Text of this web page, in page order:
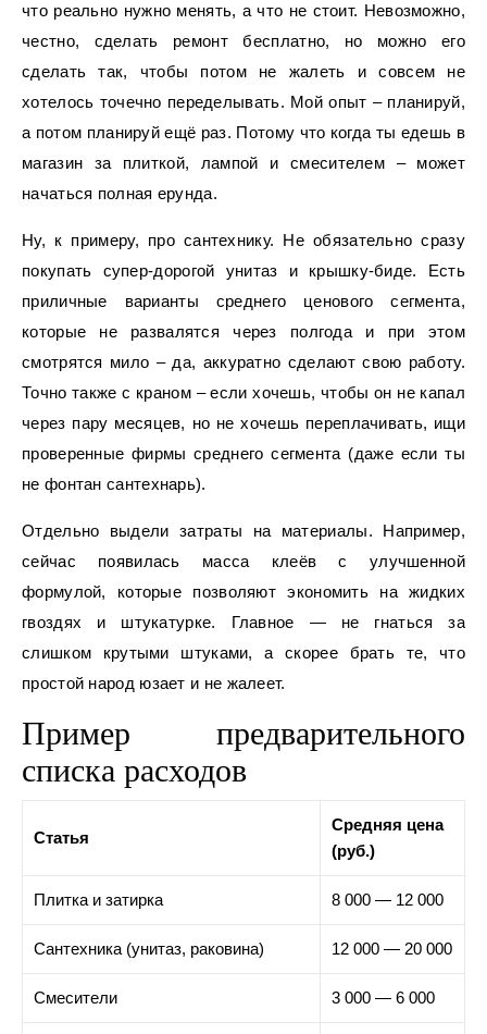
что реально нужно менять, а что не стоит. Невозможно,
честно, сделать ремонт бесплатно, но можно его
сделать так, чтобы потом не жалеть и совсем не
хотелось точечно переделывать. Мой опыт – планируй,
а потом планируй ещё раз. Потому что когда ты едешь в
магазин за плиткой, лампой и смесителем – может
начаться полная ерунда.
Ну, к примеру, про сантехнику. Не обязательно сразу
покупать супер-дорогой унитаз и крышку-биде. Есть
приличные варианты среднего ценового сегмента,
которые не развалятся через полгода и при этом
смотрятся мило – да, аккуратно сделают свою работу.
Точно также с краном – если хочешь, чтобы он не капал
через пару месяцев, но не хочешь переплачивать, ищи
проверенные фирмы среднего сегмента (даже если ты
не фонтан сантехнарь).
Отдельно выдели затраты на материалы. Например,
сейчас появилась масса клеёв с улучшенной
формулой, которые позволяют экономить на жидких
гвоздях и штукатурке. Главное — не гнаться за
слишком крутыми штуками, а скорее брать те, что
простой народ юзает и не жалеет.
Пример предварительного
списка расходов
Статья
Средняя цена
(руб.)
Плитка и затирка 8 000 — 12 000
Сантехника (унитаз, раковина) 12 000 — 20 000
Смесители 3 000 — 6 000